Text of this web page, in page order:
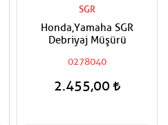
SGR
Honda,Yamaha SGR
Debriyaj Müşürü
0278040
2.455,00